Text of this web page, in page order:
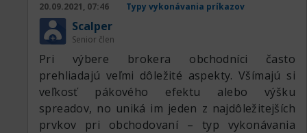
• riziko strát sa zvyšuje, keď je na trhu vyššia
volatilita;
• úrovne pokynov take profit a stop loss
nemôžete nastaviť pri zadávaní príkazu, ale až
po otvorení obchodu.
20.09.2021, 07:46 Typy vykonávania príkazov
Scalper
Senior člen
Pri výbere brokera obchodníci často
prehliadajú veľmi dôležité aspekty. Všímajú si
veľkosť pákového efektu alebo výšku
spreadov, no uniká im jeden z najdôležitejších
prvkov pri obchodovaní – typ vykonávania